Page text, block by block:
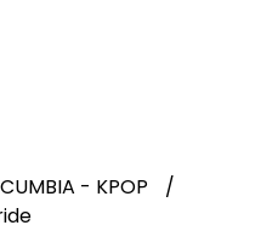
- KPOP